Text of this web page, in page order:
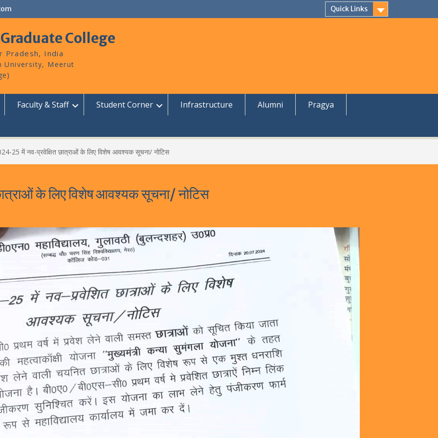
Quick Links
College
Pradesh, India
Faculty & Staff Student Corner Infrastructure Alumni
Pragya
25 में नव-प्रवेक्षित छात्राओं के लिए विशेष आवश्यक सूचना/ नोटिस
के लिए विशेष आवश्यक सूचना/ नोटिस